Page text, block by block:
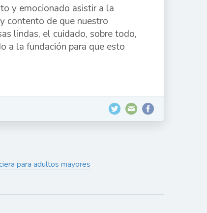
y emocionado asistir a la
contento de que nuestro
lindas, el cuidado, sobre todo,
a la fundación para que esto
para adultos mayores